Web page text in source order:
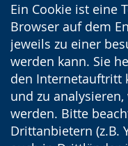
Ein Cookie ist eine
Browser auf dem
jeweils zu einer
werden kann. Sie
den Internetauftritt
und zu
werden. Bitte
Drittanbietern (z.B.